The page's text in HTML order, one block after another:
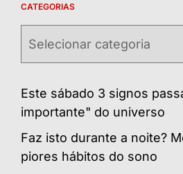
CATEGORIAS
Este sábado 3 signos
importante" do universo
Faz isto durante a noite?
piores hábitos do sono